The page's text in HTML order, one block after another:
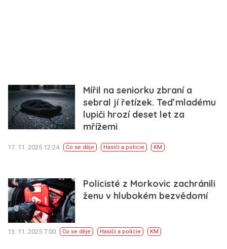
Mířil na seniorku zbraní a
sebral jí řetízek. Teď mladému
lupiči hrozí deset let za
mřížemi
17. 11. 2025 12:24 Co se děje Hasiči a policie KM
Policisté z Morkovic zachránili
ženu v hlubokém bezvědomí
13. 11. 2025 7:00 Co se děje Hasiči a policie KM